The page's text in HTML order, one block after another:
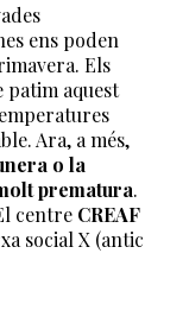
ens poden
Els
patim aquest
Ara, a més,
o la
prematura.
centre CREAF
social X (antic